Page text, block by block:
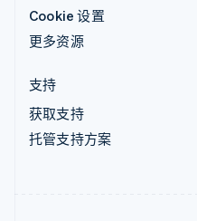
Cookie 设置
更多资源
支持
获取支持
托管支持方案